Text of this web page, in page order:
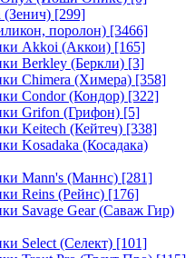
(Зенич) [299]
поролон) [3466]
Akkoi (Аккои) [165]
Berkley (Беркли) [3]
Chimera (Химера) [358]
Condor (Кондор) [322]
Grifon (Грифон) [5]
Keitech (Кейтеч) [338]
Kosadaka (Косадака)
Mann's (Маннс) [281]
Reins (Рейнс) [176]
Savage Gear (Саваж Гир)
Select (Селект) [101]